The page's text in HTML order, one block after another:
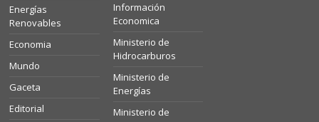
Energías
Renovables
Economia
Mundo
Gaceta
Editorial
Información
Economica
Ministerio de
Hidrocarburos
Ministerio de
Energías
Ministerio de